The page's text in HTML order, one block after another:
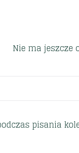
Nie ma jeszcze
pisania